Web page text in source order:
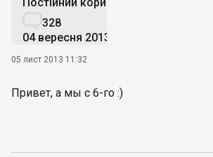
Постійний користувач
328
04 вересня 2013
05 лист 2013 11:32
Привет, а мы с 6-го :)